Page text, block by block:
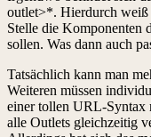
outlet>*. Hierdurch weiß
Stelle die Komponenten
sollen. Was dann auch
Tatsächlich kann man
Weiteren müssen
einer tollen URL-Syntax
alle Outlets gleichzeitig